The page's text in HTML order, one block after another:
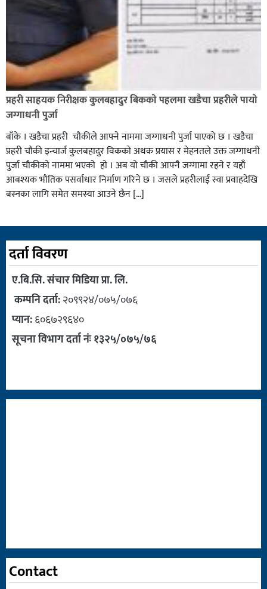
प्रहरी साहयक निरीक्षक कुलबहादुर बिककाे पहलमा खडैचा प्रहरीले पायाे
जग्गाधनी पुर्जा
बाँके । खडैचा प्रहरी चाैकीले आफ्ने नाममा जग्गाधनी पुर्जा पाएकाे छ । खडैचा
प्रहरी चाैकी इन्चार्ज कुलबहादुर विककाे अथक प्रयास र मेहनतले उक्त जग्गाधनी
पुर्जा चाैकीकाे नाममा भएको हाे । अब याे चाैकी आफ्नै जग्गामा रहने र यहाँ
आबश्यक भाैतिक पसर्वाधार निर्माण गरिने छ । जसले प्रहरीलाई स्वा प्रवाहदेखि
बस्नका लागि समेत समस्या आउने छैन […]
दर्ता विवरण
ए.बि.सि. संचार मिडिया प्रा. लि.
कम्पनि दर्ता:२०९९२४/०७५/०७६
प्यान:६०६७२९६४०
सूचना विभाग दर्ता नंः १३२५/०७५/७६
Contact